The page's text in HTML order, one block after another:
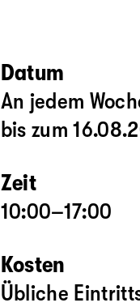
Datum
An jedem
bis zum
Zeit
10:00–17:00
Kosten
Übliche